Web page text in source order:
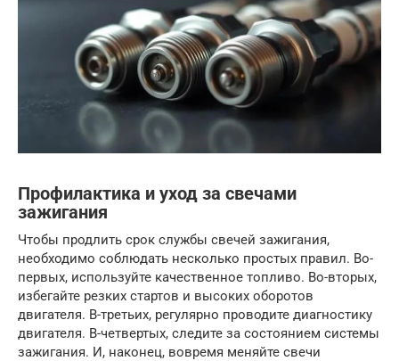
Профилактика и уход за свечами
зажигания
Чтобы продлить срок службы свечей зажигания,
необходимо соблюдать несколько простых правил. Во-
первых, используйте качественное топливо. Во-вторых,
избегайте резких стартов и высоких оборотов
двигателя. В-третьих, регулярно проводите диагностику
двигателя. В-четвертых, следите за состоянием системы
зажигания. И, наконец, вовремя меняйте свечи